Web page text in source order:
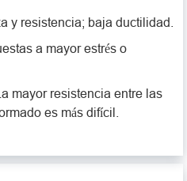
y resistencia; baja ductilidad.
a mayor estrés o
mayor resistencia entre las
es más difícil.